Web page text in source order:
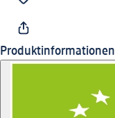
Produktinformationen